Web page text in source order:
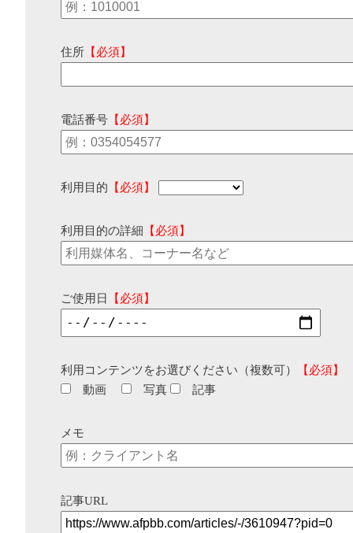
住所 【必須】
電話番号 【必須】
利用目的 【必須】
利用目的の詳細 【必須】
ご使用日 【必須】
利用コンテンツをお選びください（複数可）
【必須】
動画
写真 記事
メモ
記事URL